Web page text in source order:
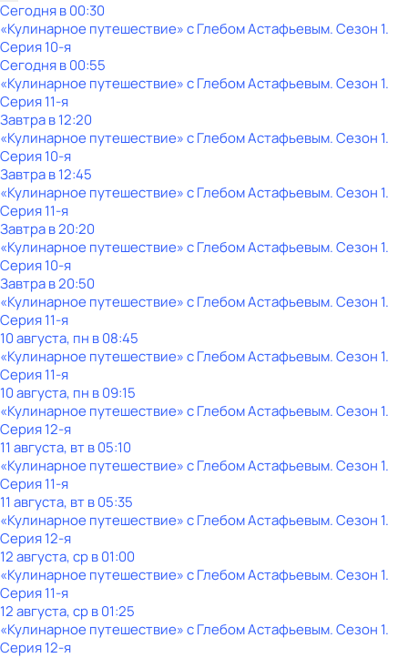
Сегодня в 00:30
«Кулинарное путешествие» с Глебом Астафьевым. Сезон 1.
Серия 10-я
Сегодня в 00:55
«Кулинарное путешествие» с Глебом Астафьевым. Сезон 1.
Серия 11-я
Завтра в 12:20
«Кулинарное путешествие» с Глебом Астафьевым. Сезон 1.
Серия 10-я
Завтра в 12:45
«Кулинарное путешествие» с Глебом Астафьевым. Сезон 1.
Серия 11-я
Завтра в 20:20
«Кулинарное путешествие» с Глебом Астафьевым. Сезон 1.
Серия 10-я
Завтра в 20:50
«Кулинарное путешествие» с Глебом Астафьевым. Сезон 1.
Серия 11-я
10 августа, пн в 08:45
«Кулинарное путешествие» с Глебом Астафьевым. Сезон 1.
Серия 11-я
10 августа, пн в 09:15
«Кулинарное путешествие» с Глебом Астафьевым. Сезон 1.
Серия 12-я
11 августа, вт в 05:10
«Кулинарное путешествие» с Глебом Астафьевым. Сезон 1.
Серия 11-я
11 августа, вт в 05:35
«Кулинарное путешествие» с Глебом Астафьевым. Сезон 1.
Серия 12-я
12 августа, ср в 01:00
«Кулинарное путешествие» с Глебом Астафьевым. Сезон 1.
Серия 11-я
12 августа, ср в 01:25
«Кулинарное путешествие» с Глебом Астафьевым. Сезон 1.
Серия 12-я